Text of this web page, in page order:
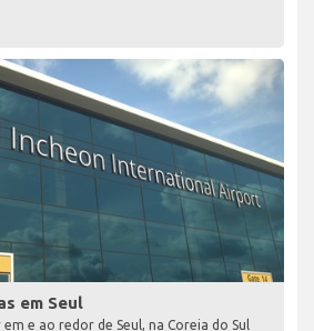
em Seul
e ao redor de Seul, na Coreia do Sul